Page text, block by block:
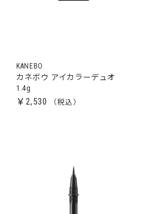
KANEBO
カネボウ アイカラーデュオ
1.4g
￥2,530